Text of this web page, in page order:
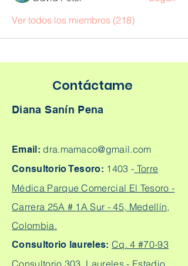
Ver todos los miembros (218)
Contáctame
Diana Sanín Pena
Email: dra.mamaco@gmail.com
Consultorio Tesoro: 1403 - Torre
Médica Parque Comercial El Tesoro -
Carrera 25A # 1A Sur - 45, Medellín,
Colombia.
Consultorio laureles:Cq. 4 #70-93